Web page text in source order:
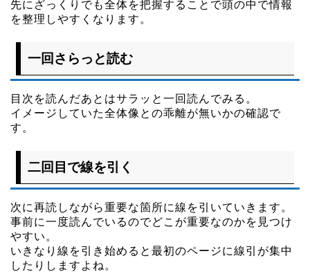
先にざっくりでも全体を把握することで頭の中で情報
を整理しやすくなります。
一回さらっと読む
目次を読んだあとはサラッと一回読んでみる。
イメージしていた全体像との乖離が無いかの確認で
す。
二回目で線を引く
次に再読しながら重要な箇所に線を引いていきます。
事前に一度読んでいるのでどこが重要なのかを見つけ
やすい。
いきなり線を引き始めると最初のページに線引が集中
したりしますよね。